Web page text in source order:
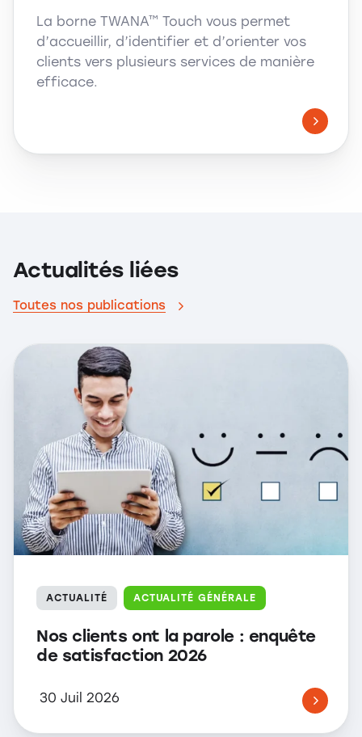
La borne TWANA™ Touch vous permet
d’accueillir, d’identifier et d’orienter vos
clients vers plusieurs services de manière
efficace.
Actualités liées
Toutes nos publications
ACTUALITÉ ACTUALITÉ GÉNÉRALE
Nos clients ont la parole : enquête
de satisfaction 2026
30 Juil 2026